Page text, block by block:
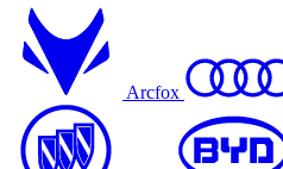
Arcfox